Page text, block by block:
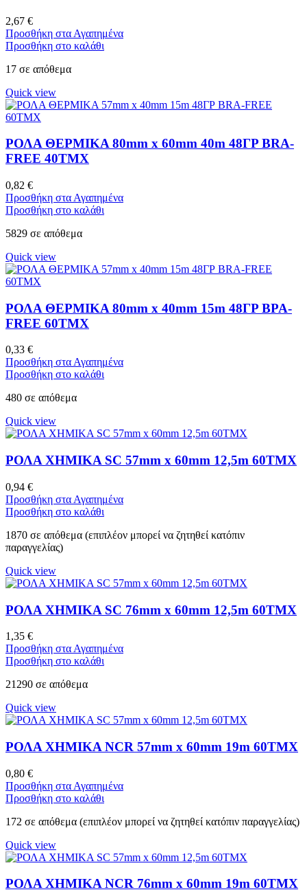
2,67 €
Προσθήκη στα Αγαπημένα
Προσθήκη στο καλάθι
17 σε απόθεμα
Quick view
ΡΟΛΑ ΘΕΡΜΙΚΑ 80mm x 60mm 40m 48ΓΡ BRA-
FREE 40ΤΜΧ
0,82 €
Προσθήκη στα Αγαπημένα
Προσθήκη στο καλάθι
5829 σε απόθεμα
Quick view
ΡΟΛΑ ΘΕΡΜΙΚΑ 80mm x 40mm 15m 48ΓΡ BPA-
FREE 60ΤΜΧ
0,33 €
Προσθήκη στα Αγαπημένα
Προσθήκη στο καλάθι
480 σε απόθεμα
Quick view
ΡΟΛΑ ΧΗΜΙΚΑ SC 57mm x 60mm 12,5m 60ΤΜΧ
0,94 €
Προσθήκη στα Αγαπημένα
Προσθήκη στο καλάθι
1870 σε απόθεμα (επιπλέον μπορεί να ζητηθεί κατόπιν
παραγγελίας)
Quick view
ΡΟΛΑ ΧΗΜΙΚΑ SC 76mm x 60mm 12,5m 60ΤΜΧ
1,35 €
Προσθήκη στα Αγαπημένα
Προσθήκη στο καλάθι
21290 σε απόθεμα
Quick view
ΡΟΛΑ ΧΗΜΙΚΑ NCR 57mm x 60mm 19m 60ΤΜΧ
0,80 €
Προσθήκη στα Αγαπημένα
Προσθήκη στο καλάθι
172 σε απόθεμα (επιπλέον μπορεί να ζητηθεί κατόπιν παραγγελίας)
Quick view
ΡΟΛΑ ΧΗΜΙΚΑ NCR 76mm x 60mm 19m 60ΤΜΧ